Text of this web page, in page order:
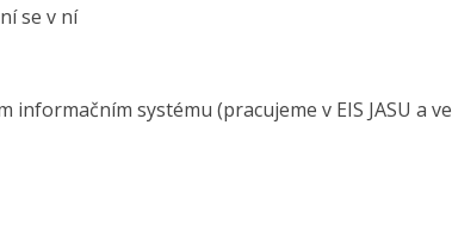
se v ní
systému (pracujeme v EIS JASU a ve